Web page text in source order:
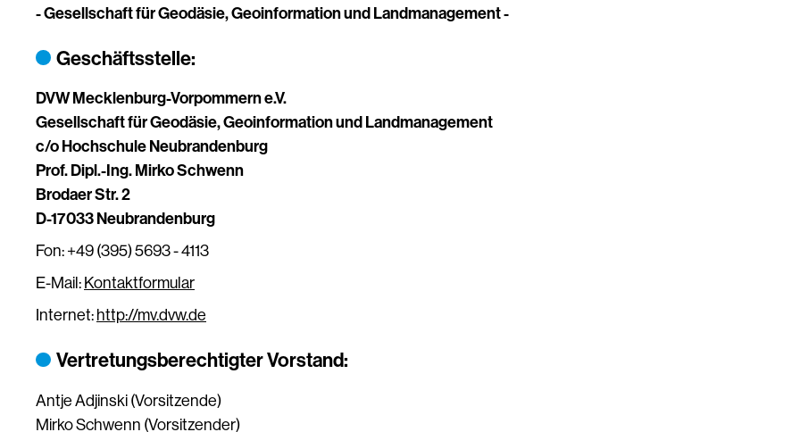
- Gesellschaft für Geodäsie, Geoinformation und Landmanagement -
Geschäftsstelle:
DVW Mecklenburg-Vorpommern e.V.
Gesellschaft für Geodäsie, Geoinformation und Landmanagement
c/o Hochschule Neubrandenburg
Prof. Dipl.-Ing. Mirko Schwenn
Brodaer Str. 2
D-17033 Neubrandenburg
Fon: +49 (395) 5693 - 4113
E-Mail: Kontaktformular
Internet: http://mv.dvw.de
Vertretungsberechtigter Vorstand:
Antje Adjinski (Vorsitzende)
Mirko Schwenn (Vorsitzender)